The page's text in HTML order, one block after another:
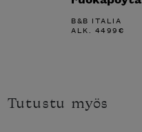
B&B ITALIA
ALK. 4499€
Tutustu myös